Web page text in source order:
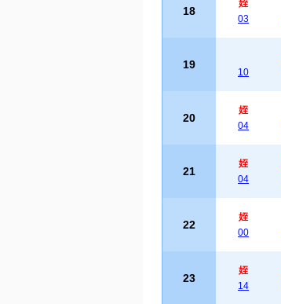
18
姪
03
19
10
20
姪
04
21
姪
04
22
姪
00
23
姪
14